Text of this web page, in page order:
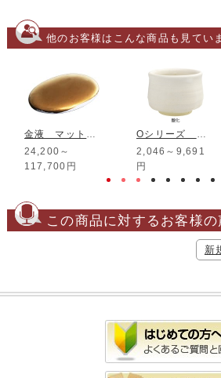
他のお客様はこんな商品も見てい
金液 マット金 11% 電子レンジ用
24,200～
117,700円
Oシリーズ パステル白マット釉
2,046～9,691
円
この商品に対するお客様の
新